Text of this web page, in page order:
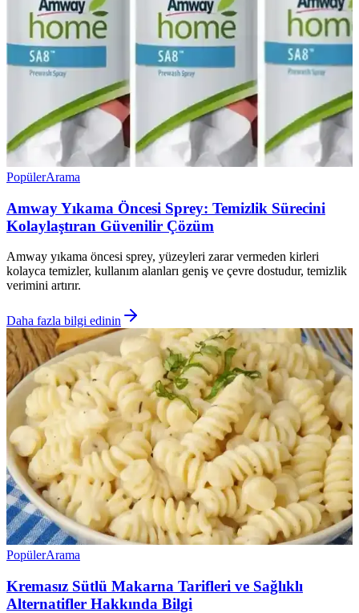
PopülerArama
Amway Yıkama Öncesi Sprey: Temizlik Sürecini
Kolaylaştıran Güvenilir Çözüm
Amway yıkama öncesi sprey, yüzeyleri zarar vermeden kirleri
kolayca temizler, kullanım alanları geniş ve çevre dostudur, temizlik
verimini artırır.
Daha fazla bilgi edinin
PopülerArama
Kremasız Sütlü Makarna Tarifleri ve Sağlıklı
Alternatifler Hakkında Bilgi